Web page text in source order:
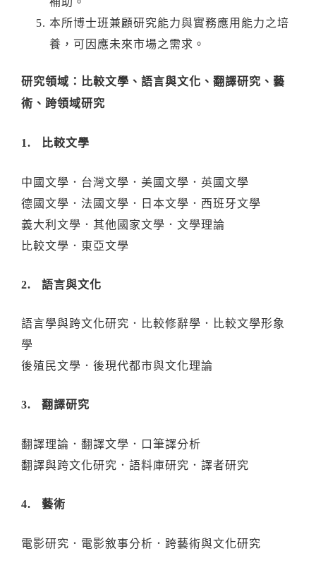
本所博士班兼顧研究能力與實務應用能力之培
養，可因應未來市場之需求。
研究領域：比較文學、語言與文化、翻譯研究、藝
術、跨領域研究
1. 比較文學
中國文學．台灣文學．美國文學．英國文學
德國文學．法國文學．日本文學．西班牙文學
義大利文學．其他國家文學．文學理論
比較文學．東亞文學
2. 語言與文化
語言學與跨文化研究．比較修辭學．比較文學形象
學
後殖民文學．後現代都市與文化理論
3. 翻譯研究
翻譯理論．翻譯文學．口筆譯分析
翻譯與跨文化研究．語料庫研究．譯者研究
4. 藝術
電影研究．電影敘事分析．跨藝術與文化研究